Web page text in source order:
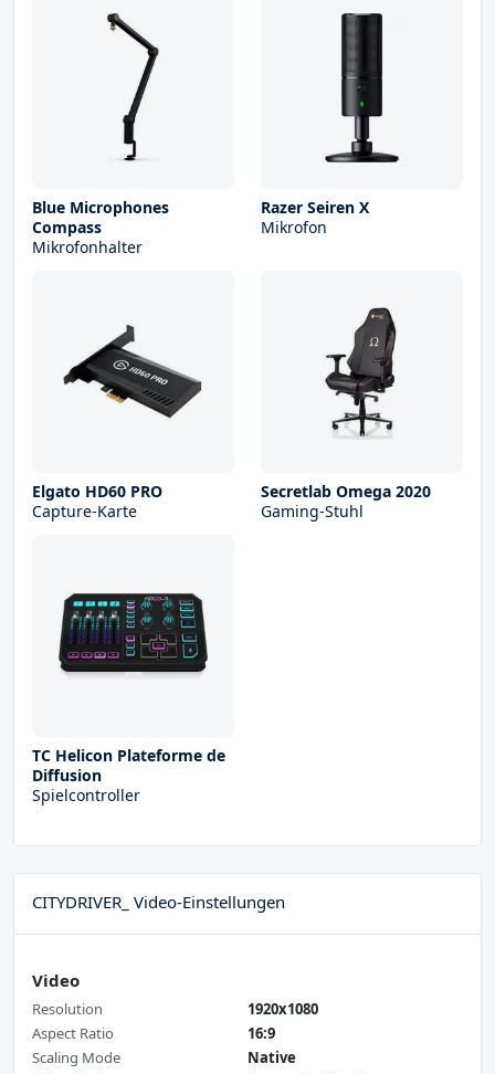
Blue Microphones
Compass
Mikrofonhalter
Razer Seiren X
Mikrofon
Elgato HD60 PRO
Capture-Karte
Secretlab Omega 2020
Gaming-Stuhl
TC Helicon Plateforme de
Diffusion
Spielcontroller
CITYDRIVER_ Video-Einstellungen
Video
Resolution
1920x1080
Aspect Ratio
16:9
Scaling Mode
Native